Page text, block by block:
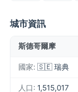
城市資訊
斯德哥爾摩
國家: 🇸🇪 瑞典
人口: 1,515,017